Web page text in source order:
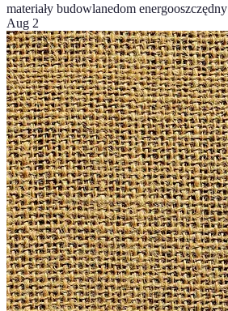
materiały budowlanedom energooszczędny
Aug 2